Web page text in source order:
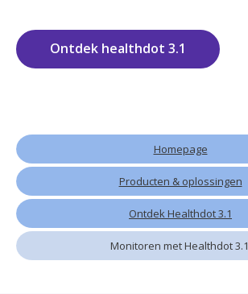
Ontdek healthdot 3.1
Homepage
Producten & oplossingen
Ontdek Healthdot 3.1
Monitoren met Healthdot 3.1